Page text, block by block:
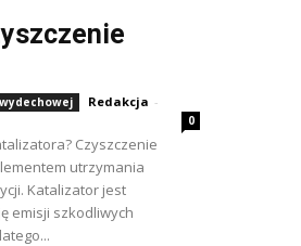
Redakcja -
0
Czyszczenie
utrzymania
Katalizator jest
emisji szkodliwych